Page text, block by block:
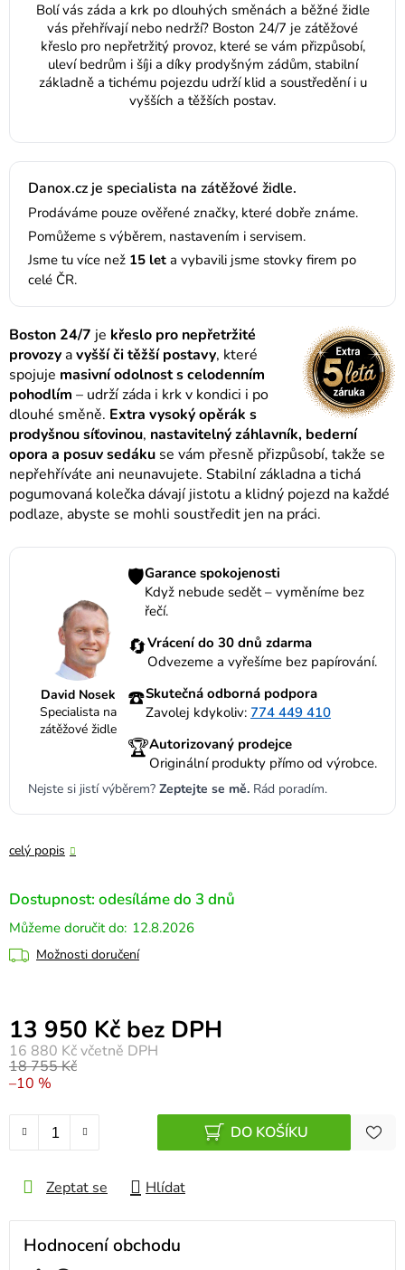
Danox.cz je specialista na zátěžové židle.
Prodáváme pouze ověřené značky, které dobře známe.
Pomůžeme s výběrem, nastavením i servisem.
Jsme tu více než 15 let a vybavili jsme stovky firem po
celé ČR.
Boston 24/7 je křeslo pro nepřetržité
provozyavyšší či těžší postavy, které
spojuje masivní odolnost s celodenním
pohodlím – udrží záda i krk v kondici i po
dlouhé směně. Extra vysoký opěrák s
prodyšnou síťovinou, nastavitelný záhlavník, bederní
opora a posuv sedáku se vám přesně přizpůsobí, takže se
nepřehříváte ani neunavujete. Stabilní základna a tichá
pogumovaná kolečka dávají jistotu a klidný pojezd na každé
podlaze, abyste se mohli soustředit jen na práci.
David Nosek
Specialista na
zátěžové židle
🛡️Garance spokojenosti
Když nebude sedět – vyměníme bez
řečí.
🔄Vrácení do 30 dnů zdarma
Odvezeme a vyřešíme bez papírování.
☎️Skutečná odborná podpora
Zavolej kdykoliv: 774 449 410
🏆Autorizovaný prodejce
Originální produkty přímo od výrobce.
Nejste si jistí výběrem? Zeptejte se mě. Rád poradím.
celý popis
Dostupnost: odesíláme do 3 dnů
12.8.2026
Možnosti doručení
18 755 Kč
–10 %
16 880 Kčvčetně DPH
13 950 Kč bez DPH
Měrná cena:
DO KOŠÍKU
Zeptat se Hlídat
Hodnocení obchodu
Bolí vás záda a krk po dlouhých směnách a běžné židle
vás přehřívají nebo nedrží? Boston 24/7 je zátěžové
křeslo pro nepřetržitý provoz, které se vám přizpůsobí,
uleví bedrům i šíji a díky prodyšným zádům, stabilní
základně a tichému pojezdu udrží klid a soustředění i u
vyšších a těžších postav.